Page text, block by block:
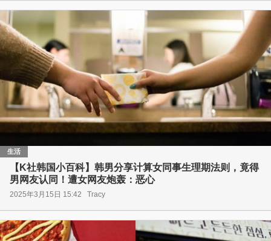
生活
【K社韩国小百科】韩男分享计算女同事生理期法则，竟得
男网友认同！遭女网友炮轰：恶心
2025年3月15日 15:42 Tracy